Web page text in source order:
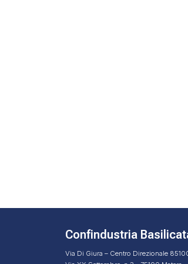
Confindustria
Via Di Giura – Centro Direzionale